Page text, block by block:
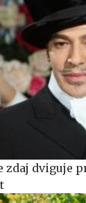
zdaj dviguje